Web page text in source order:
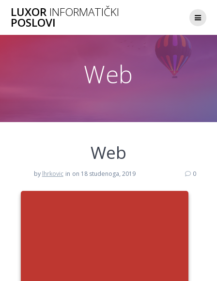
Skip
to
LUXOR INFORMATIČKI
POSLOVI
Web
Web
by lhrkovic in on 18 studenoga, 2019 0